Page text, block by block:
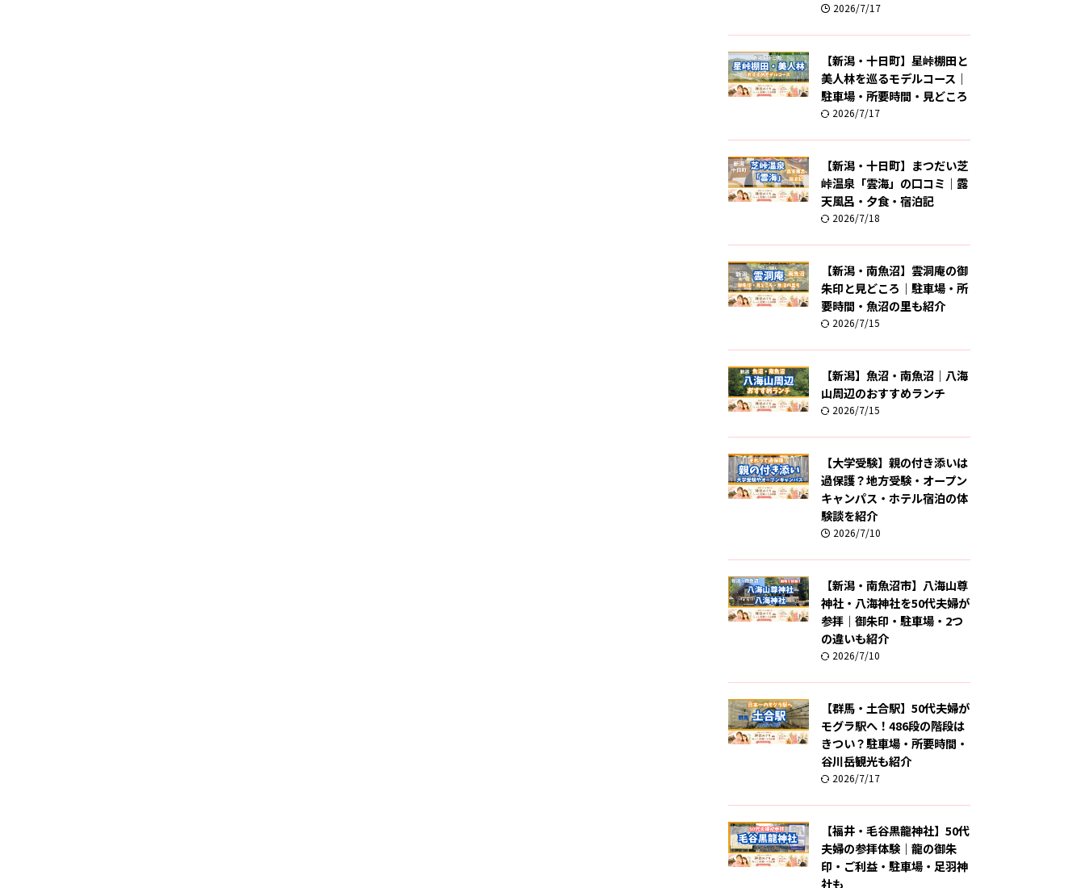
2026/7/17
【新潟・十日町】星峠棚田と
美人林を巡るモデルコース｜
駐車場・所要時間・見どころ
2026/7/17
【新潟・十日町】まつだい芝
峠温泉「雲海」の口コミ｜露
天風呂・夕食・宿泊記
2026/7/18
【新潟・南魚沼】雲洞庵の御
朱印と見どころ｜駐車場・所
要時間・魚沼の里も紹介
2026/7/15
【新潟】魚沼・南魚沼｜八海
山周辺のおすすめランチ
2026/7/15
【大学受験】親の付き添いは
過保護？地方受験・オープン
キャンパス・ホテル宿泊の体
験談を紹介
2026/7/10
【新潟・南魚沼市】八海山尊
神社・八海神社を50代夫婦が
参拝｜御朱印・駐車場・2つ
の違いも紹介
2026/7/10
【群馬・土合駅】50代夫婦が
モグラ駅へ！486段の階段は
きつい？駐車場・所要時間・
谷川岳観光も紹介
2026/7/17
【福井・毛谷黒龍神社】50代
夫婦の参拝体験｜龍の御朱
印・ご利益・駐車場・足羽神
社も